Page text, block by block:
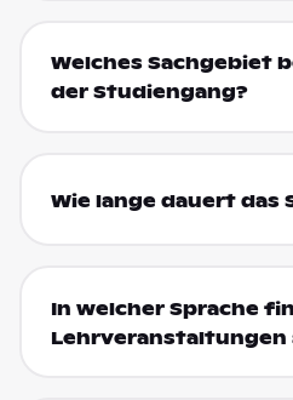
Welches Sachgebiet
der Studiengang?
Wie lange dauert das
In welcher Sprache